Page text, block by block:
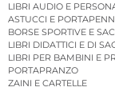
LIBRI AUDIO E
ASTUCCI E
BORSE SPORTIVE E
LIBRI DIDATTICI E DI
LIBRI PER BAMBINI E
PORTAPRANZO
ZAINI E CARTELLE